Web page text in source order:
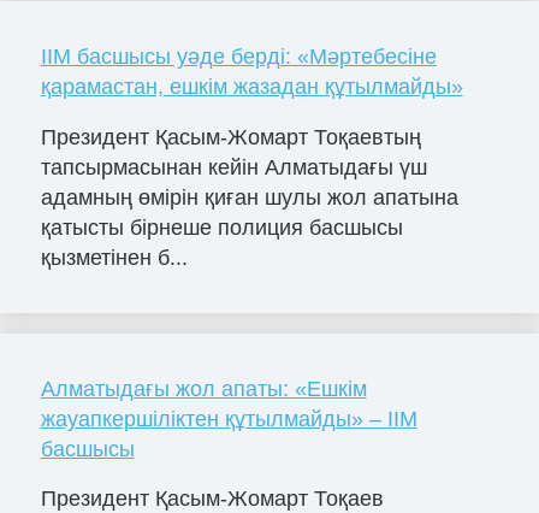
ІІМ басшысы уәде берді: «Мәртебесіне
қарамастан, ешкім жазадан құтылмайды»
Президент Қасым-Жомарт Тоқаевтың
тапсырмасынан кейін Алматыдағы үш
адамның өмірін қиған шулы жол апатына
қатысты бірнеше полиция басшысы
қызметінен б...
Алматыдағы жол апаты: «Ешкім
жауапкершіліктен құтылмайды» – ІІМ
басшысы
Президент Қасым-Жомарт Тоқаев